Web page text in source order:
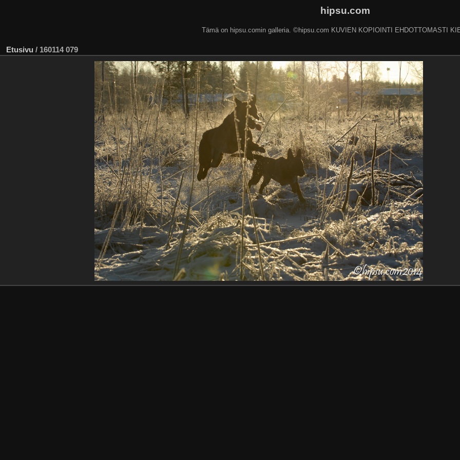
hipsu.com
Tämä on hipsu.comin galleria. ©hipsu.com KUVIEN KOPIOINTI EHDOTTOMASTI
Etusivu / 160114 079